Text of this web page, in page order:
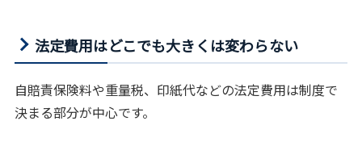
法定費用はどこでも大きくは変わらない
自賠責保険料や重量税、印紙代などの法定費用は制度で
決まる部分が中心です。